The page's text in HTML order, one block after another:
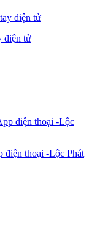
điện tử
điện thoại -Lộc Phát